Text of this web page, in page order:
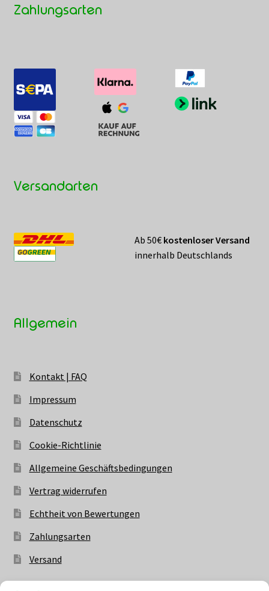
Zahlungsarten
Versandarten
Ab 50€ kostenloser Versand
innerhalb Deutschlands
Allgemein
Kontakt | FAQ
Impressum
Datenschutz
Cookie-Richtlinie
Allgemeine Geschäftsbedingungen
Vertrag widerrufen
Echtheit von Bewertungen
Zahlungsarten
Versand